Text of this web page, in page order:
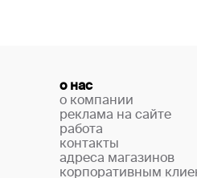
о нас
о компании
реклама на сайте
работа
контакты
адреса магазинов
корпоративным